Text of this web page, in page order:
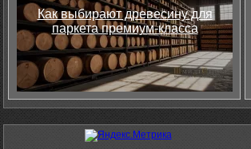
Как выбирают древесину для
паркета премиум-класса